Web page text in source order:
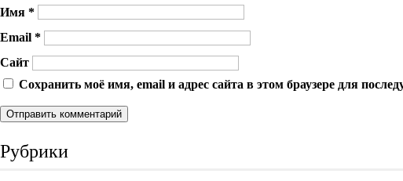
Имя *
Email *
Сайт
Сохранить моё имя, email и адрес сайта в этом браузере для
Рубрики